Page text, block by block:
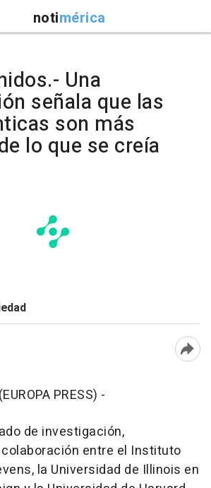
notimérica
Una
señala que las
son más
lo que se creía
PRESS) -
de investigación,
entre el Instituto
la Universidad de Illinois en